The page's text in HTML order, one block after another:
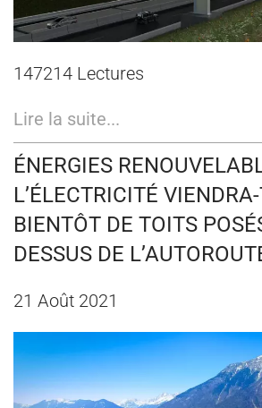
147214 Lectures
Lire la suite...
ÉNERGIES
L’ÉLECTRICITÉ
BIENTÔT DE TOITS
DESSUS DE
21 Août 2021